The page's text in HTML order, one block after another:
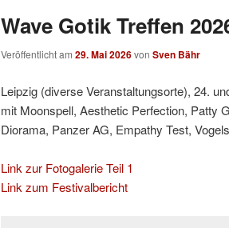
Wave Gotik Treffen
Veröffentlicht am 29. Mai 2026von Sven Bähr
Leipzig (diverse Veranstaltungsorte), 24.
mit Moonspell, Aesthetic Perfection, Patty
Diorama, Panzer AG, Empathy Test,
Link zur Fotogalerie Teil 1
Link zum Festivalbericht